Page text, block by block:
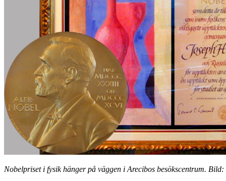
Nobelpriset i fysik hänger på väggen i Arecibos besökscentrum. Bild: